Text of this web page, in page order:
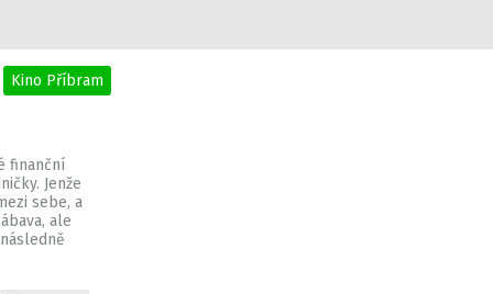
Kino Příbram
finanční
Jenže
sebe, a
ale